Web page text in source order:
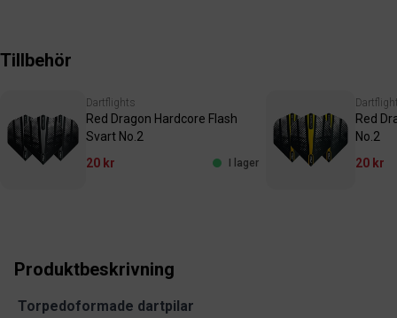
Tillbehör
Dartflights
Red Dragon Hardcore Flash
Svart No.2
20 kr
I lager
Red
No.2
20 kr
Produktbeskrivning
Torpedoformade dartpilar